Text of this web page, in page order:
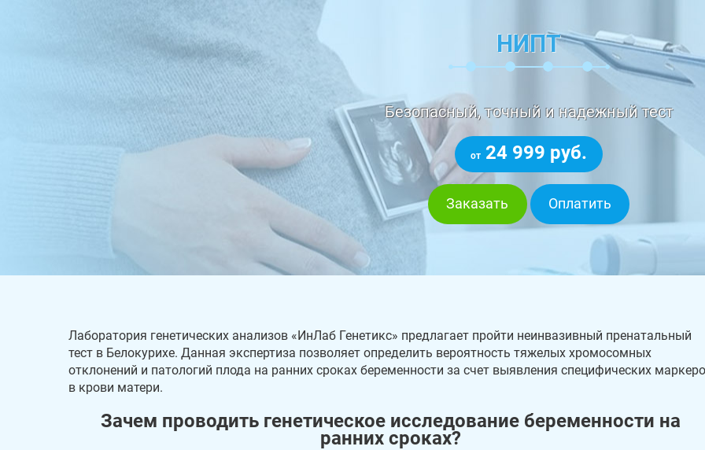
НИПТ
Безопасный, точный и надежный тест
от 24 999 руб.
Заказать Оплатить
Лаборатория генетических анализов «ИнЛаб Генетикс» предлагает пройти неинвазивный пренатальный
тест в Белокурихе. Данная экспертиза позволяет определить вероятность тяжелых хромосомных
отклонений и патологий плода на ранних сроках беременности за счет выявления специфических
в крови матери.
Зачем проводить генетическое исследование беременности на
ранних сроках?